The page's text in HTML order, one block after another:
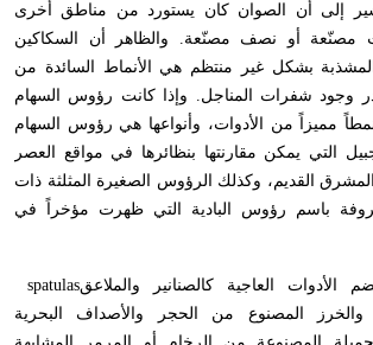
إلى أن الصوان كان يستورد من مناطق أخرى
مصنّعة أو نصف مصنّعة. والظاهر أن السكاكين
بشكل غير منتظم هي الأنماط السائدة من
وجود شفرات المناجل. وإذا كانت رؤوس السهام
نمطاً مميزاً من الأدوات، وأنواعها هي رؤوس السهام
التي يمكن مقارنتها بنظائرها في مواقع العصر
القديم، وكذلك الرؤوس الصغيرة المثلثة ذات
باسم رؤوس البادية التي ظهرت مؤخراً في
الأدوات العاجية كالصنانير والملاعقspatulas
والخرز المصنوع من الحجر والأصداف البحرية